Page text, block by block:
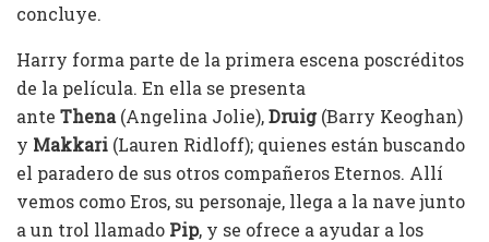
concluye.
Harry forma parte de la primera escena poscréditos
de la película. En ella se presenta
ante Thena(Angelina Jolie),Druig(Barry Keoghan)
y Makkari (Lauren Ridloff); quienes están buscando
el paradero de sus otros compañeros Eternos. Allí
vemos como Eros, su personaje, llega a la nave junto
a un trol llamado Pip, y se ofrece a ayudar a los